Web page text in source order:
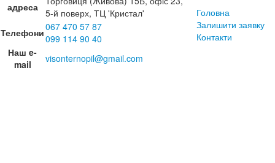
адреса
5-й поверх, ТЦ 'Кристал'
Телефони067 470 57 87
099 114 90 40
Наш e-
mail
visonternopil@gmail.com
Головна
Залишити заявку
Контакти